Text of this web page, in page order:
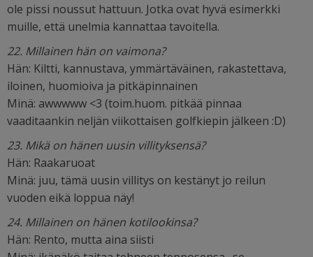
ole pissi noussut hattuun. Jotka ovat hyvä esimerkki
muille, että unelmia kannattaa tavoitella.
22. Millainen hän on vaimona?
Hän: Kiltti, kannustava, ymmärtäväinen, rakastettava,
iloinen, huomioiva ja pitkäpinnainen
Minä: awwwww <3 (toim.huom. pitkää pinnaa
vaaditaankin neljän viikottaisen golfkiepin jälkeen :D)
23. Mikä on hänen uusin villityksensä?
Hän: Raakaruoat
Minä: juu, tämä uusin villitys on kestänyt jo reilun
vuoden eikä loppua näy!
24. Millainen on hänen kotilookinsa?
Hän: Rento, mutta aina siisti